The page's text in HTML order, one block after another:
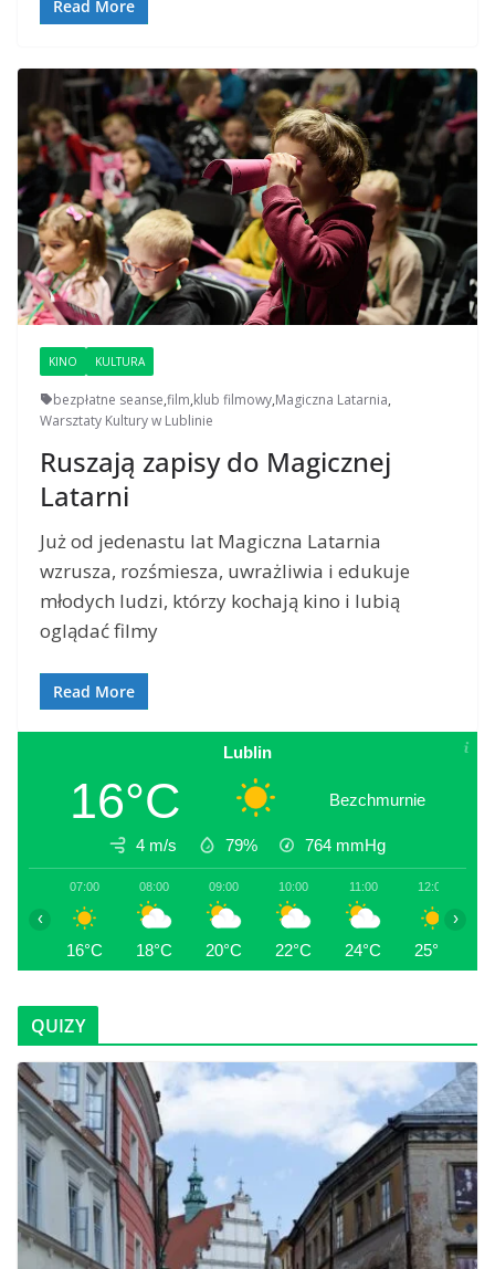
Read More
KINO KULTURA
bezpłatne seanse,film,klub filmowy,Magiczna Latarnia,
Warsztaty Kultury w Lublinie
Ruszają zapisy do Magicznej
Latarni
Już od jedenastu lat Magiczna Latarnia
wzrusza, rozśmiesza, uwrażliwia i edukuje
młodych ludzi, którzy kochają kino i lubią
oglądać filmy
Read More
Lublin
16°C Bezchmurnie
4 m/s 79% 764 mmHg
07:00
16°C
08:00
18°C
09:00
20°C
10:00
22°C
11:00
24°C
12:00
25°C
‹ ›
QUIZY